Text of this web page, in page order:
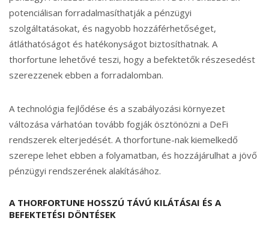
potenciálisan forradalmasíthatják a pénzügyi
szolgáltatásokat, és nagyobb hozzáférhetőséget,
átláthatóságot és hatékonyságot biztosíthatnak. A
thorfortune lehetővé teszi, hogy a befektetők részesedést
szerezzenek ebben a forradalomban.
A technológia fejlődése és a szabályozási környezet
változása várhatóan tovább fogják ösztönözni a DeFi
rendszerek elterjedését. A thorfortune-nak kiemelkedő
szerepe lehet ebben a folyamatban, és hozzájárulhat a jövő
pénzügyi rendszerének alakításához.
A THORFORTUNE HOSSZÚ TÁVÚ KILÁTÁSAI ÉS A
BEFEKTETÉSI DÖNTÉSEK